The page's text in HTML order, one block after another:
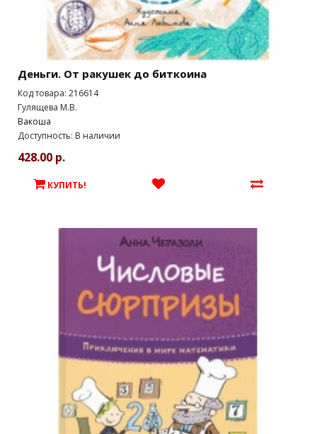
Деньги. От ракушек до биткоина
Код товара: 216614
Гулящева М.В.
Вакоша
Доступность: В наличии
428.00 р.
КУПИТЬ!